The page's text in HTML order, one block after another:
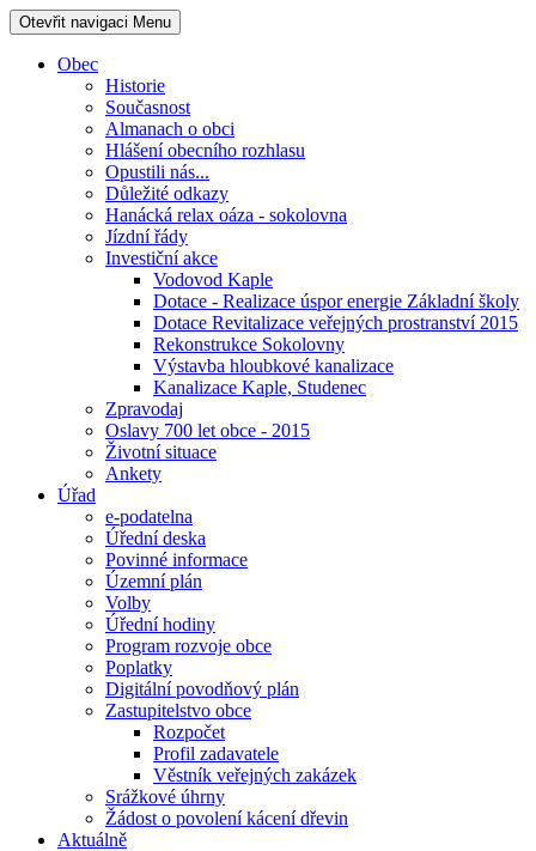
Otevřit navigaci Menu
Obec
Historie
Současnost
Almanach o obci
Hlášení obecního rozhlasu
Opustili nás...
Důležité odkazy
Hanácká relax oáza - sokolovna
Jízdní řády
Investiční akce
Vodovod Kaple
Dotace - Realizace úspor energie Základní školy
Dotace Revitalizace veřejných prostranství 2015
Rekonstrukce Sokolovny
Výstavba hloubkové kanalizace
Kanalizace Kaple, Studenec
Zpravodaj
Oslavy 700 let obce - 2015
Životní situace
Ankety
Úřad
e-podatelna
Úřední deska
Povinné informace
Územní plán
Volby
Úřední hodiny
Program rozvoje obce
Poplatky
Digitální povodňový plán
Zastupitelstvo obce
Rozpočet
Profil zadavatele
Věstník veřejných zakázek
Srážkové úhrny
Žádost o povolení kácení dřevin
Aktuálně